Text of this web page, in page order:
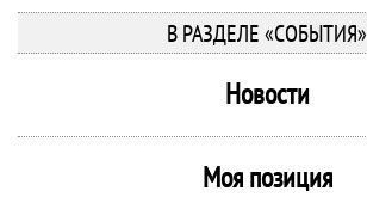
В РАЗДЕЛЕ «СОБЫТИЯ»
Новости
Моя позиция